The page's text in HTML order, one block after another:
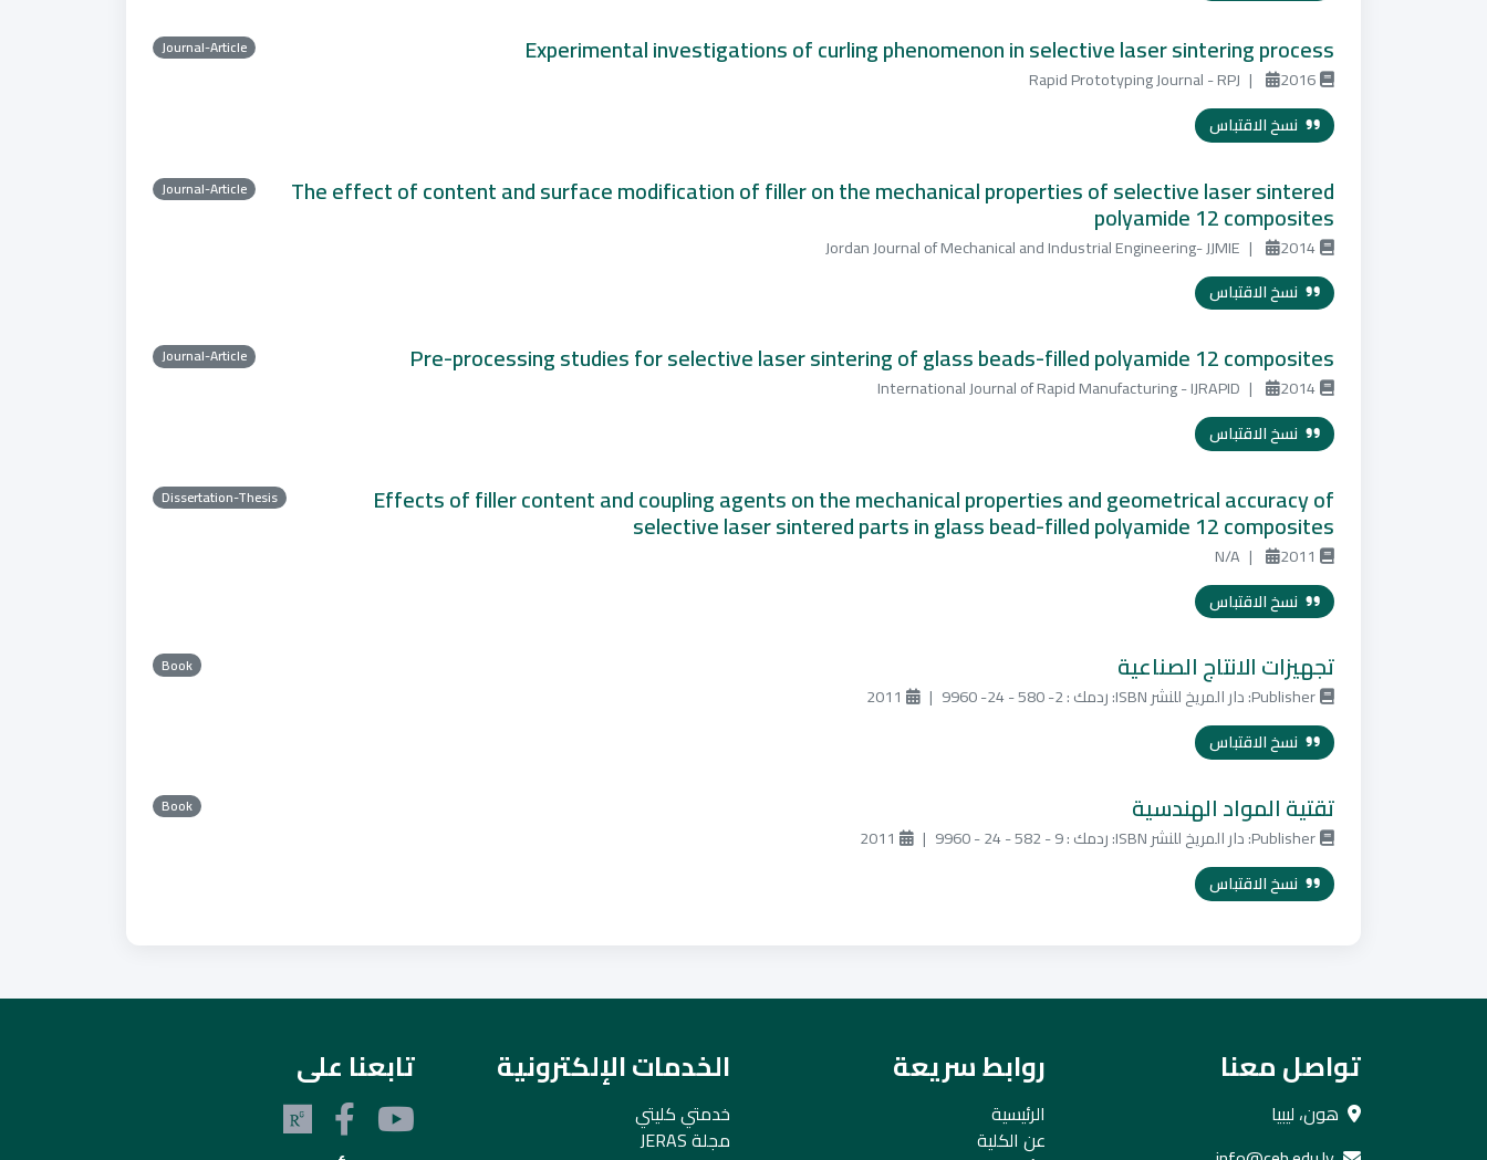
Experimental investigations of curling phenomenon in selective laser sintering process
Rapid Prototyping Journal - RPJ | 2016
Journal-Article
نسخ الاقتباس
The effect of content and surface modification of filler on the mechanical properties of selective laser sintered
polyamide 12 composites
Jordan Journal of Mechanical and Industrial Engineering- JJMIE | 2014
Journal-Article
نسخ الاقتباس
Pre-processing studies for selective laser sintering of glass beads-filled polyamide 12 composites
International Journal of Rapid Manufacturing - IJRAPID | 2014
Journal-Article
نسخ الاقتباس
Effects of filler content and coupling agents on the mechanical properties and geometrical accuracy of
selective laser sintered parts in glass bead-filled polyamide 12 composites
N/A | 2011
Dissertation-Thesis
نسخ الاقتباس
تجهيزات الانتاج الصناعية
Publisher: دار المريخ للنشر ISBN: ردمك : 2- 580 - 24- 9960 |
2011
Book
نسخ الاقتباس
تقتية المواد الهندسية
Publisher: دار المريخ للنشر ISBN: ردمك : 9 - 582 - 24 - 9960 |
2011
Book
نسخ الاقتباس
تواصل معنا
هون، ليبيا
روابط سريعة
الرئيسية
عن الكلية
الخدمات الإلكترونية
خدمتي كليتي
مجلة JERAS
تابعنا على